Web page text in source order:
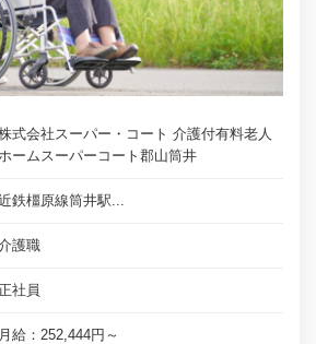
式会社スーパー・コート 介護付有料老人
ホームスーパーコート郡山筒井
鉄橿原線筒井駅...
護職
社員
月給：252,444円～